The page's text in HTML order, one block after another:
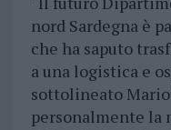
nord Sardegna è
che ha saputo
a una logistica e
sottolineato
personalmente la